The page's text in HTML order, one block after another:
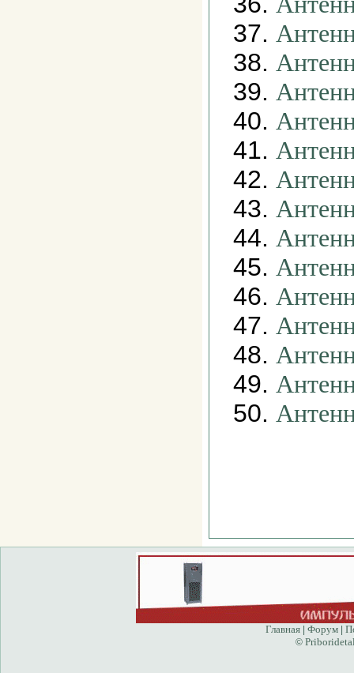
37.
38.
39.
40.
41.
42.
43.
44.
45.
46.
47.
48.
49.
50.
Главная| Форум|
©